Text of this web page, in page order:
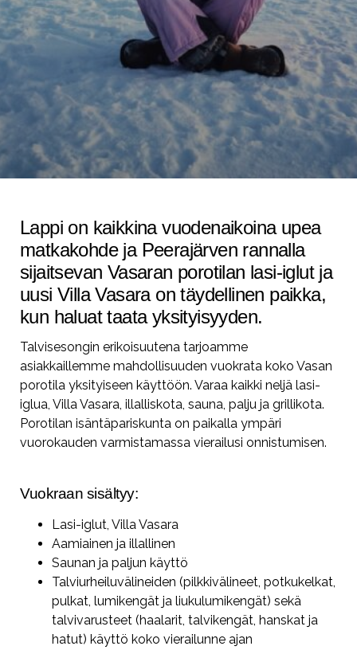
Lappi on kaikkina vuodenaikoina upea
matkakohde ja Peerajärven rannalla
sijaitsevan Vasaran porotilan lasi-iglut ja
uusi Villa Vasara on täydellinen paikka,
kun haluat taata yksityisyyden.
Talvisesongin erikoisuutena tarjoamme
asiakkaillemme mahdollisuuden vuokrata koko Vasan
porotila yksityiseen käyttöön. Varaa kaikki neljä lasi-
iglua, Villa Vasara, illalliskota, sauna, palju ja grillikota.
Porotilan isäntäpariskunta on paikalla ympäri
vuorokauden varmistamassa vierailusi onnistumisen.
Vuokraan sisältyy:
Lasi-iglut, Villa Vasara
Aamiainen ja illallinen
Saunan ja paljun käyttö
Talviurheiluvälineiden (pilkkivälineet, potkukelkat,
pulkat, lumikengät ja liukulumikengät) sekä
talvivarusteet (haalarit, talvikengät, hanskat ja
hatut) käyttö koko vierailunne ajan